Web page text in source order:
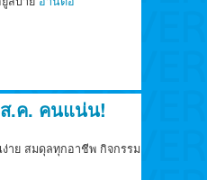
ส.ค. คนแน่น!
ง่าย สมดุลทุกอาชีพ กิจกรรม